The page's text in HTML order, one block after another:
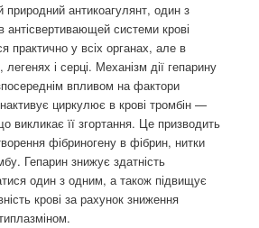
антикоагулянт, один з
антісвертивающей системи крові
практично у всіх органах, але в
легенях і серці. Механізм дії гепарину
впливом на фактори
циркулює в крові тромбін —
викликає її згортання. Це призводить
фібриногену в фібрин, нитки
Гепарин знижує здатність
один з одним, а також підвищує
крові за рахунок зниження